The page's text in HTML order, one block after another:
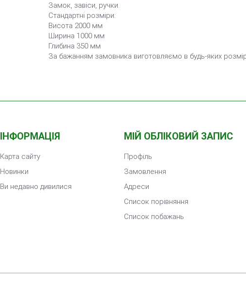
Замок, завіси, ручки.
Стандартні розміри:
Висота 2000 мм
Ширина 1000 мм
Глибина 350 мм
За бажанням замовника виготовляємо в будь-яких
ІНФОРМАЦІЯ
Карта сайту
Новинки
Ви недавно дивилися
МІЙ ОБЛІКОВИЙ ЗАПИС
Профіль
Замовлення
Адреси
Список порівняння
Список побажань